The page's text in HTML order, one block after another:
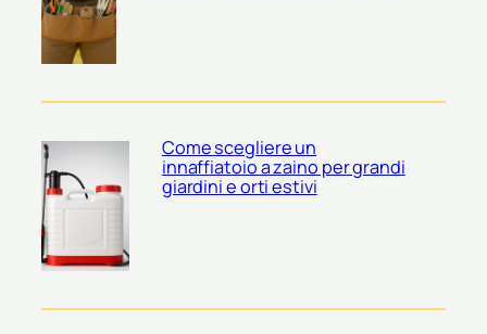
Come scegliere un
innaffiatoio a zaino per grandi
giardini e orti estivi